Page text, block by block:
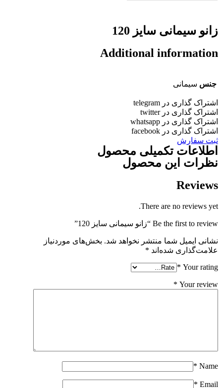
زانو سیمانی سایز 120
Additional information
جنس سیمانی
اشتراک گذاری در telegram
اشتراک گذاری در twitter
اشتراک گذاری در whatsapp
اشتراک گذاری در facebook
ثبت سفارش
اطلاعات تکمیلی محصول
نظرات این محصول
Reviews
There are no reviews yet.
Be the first to review “زانو سیمانی سایز 120”
نشانی ایمیل شما منتشر نخواهد شد. بخش‌های موردنیاز
علامت‌گذاری شده‌اند*
Your rating
*
Your review
*
Name
*
Email
*